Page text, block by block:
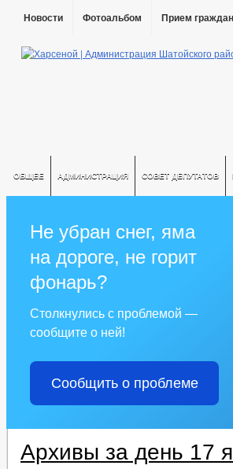
Новости Фотоальбом Прием граждан
ОБЩЕЕ АДМИНИСТРАЦИЯ СОВЕТ ДЕПУТАТОВ
Не убран снег, яма
на дороге, не горит
фонарь?
Столкнулись с проблемой —
сообщите о ней!
Сообщить о проблеме
Архивы за день 17